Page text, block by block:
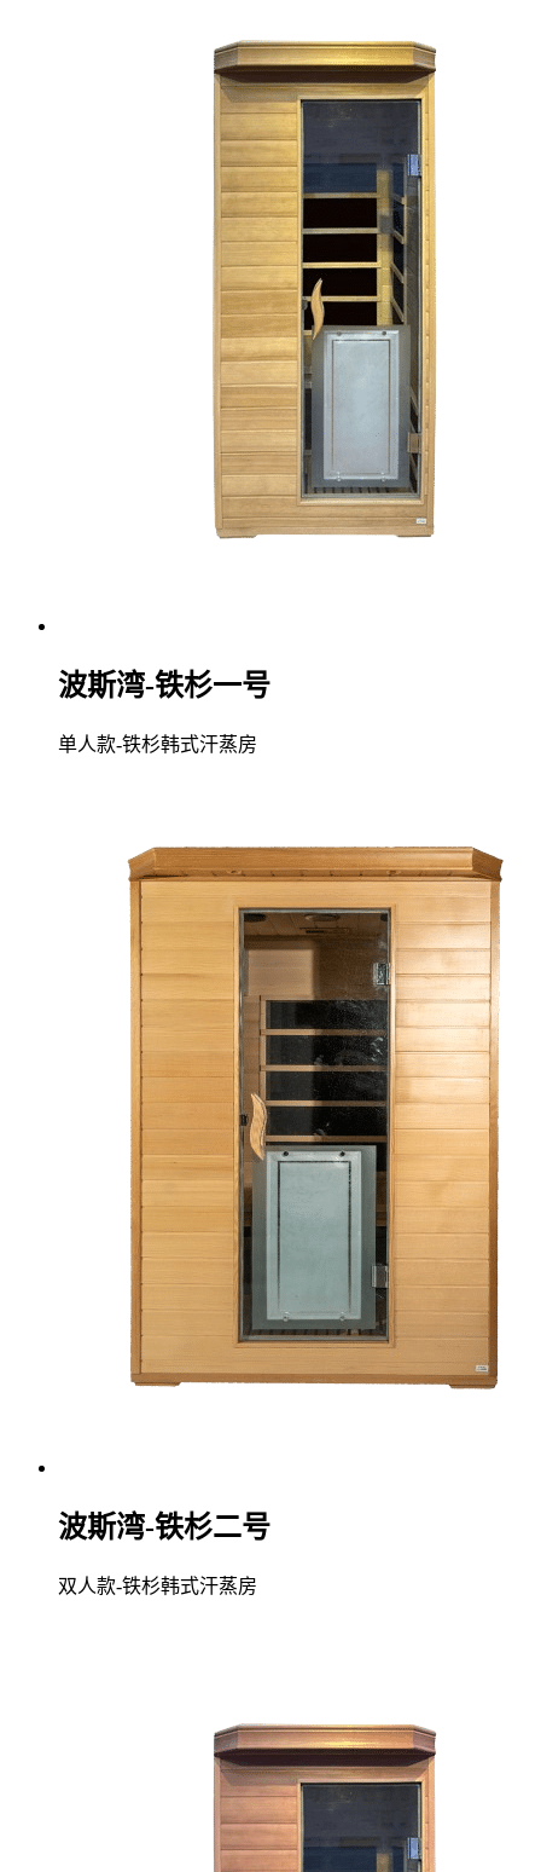
波斯湾-铁杉一号
单人款-铁杉韩式汗蒸房
波斯湾-铁杉二号
双人款-铁杉韩式汗蒸房